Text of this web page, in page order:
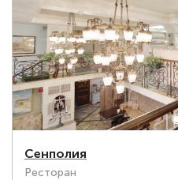
Сенполия
Ресторан